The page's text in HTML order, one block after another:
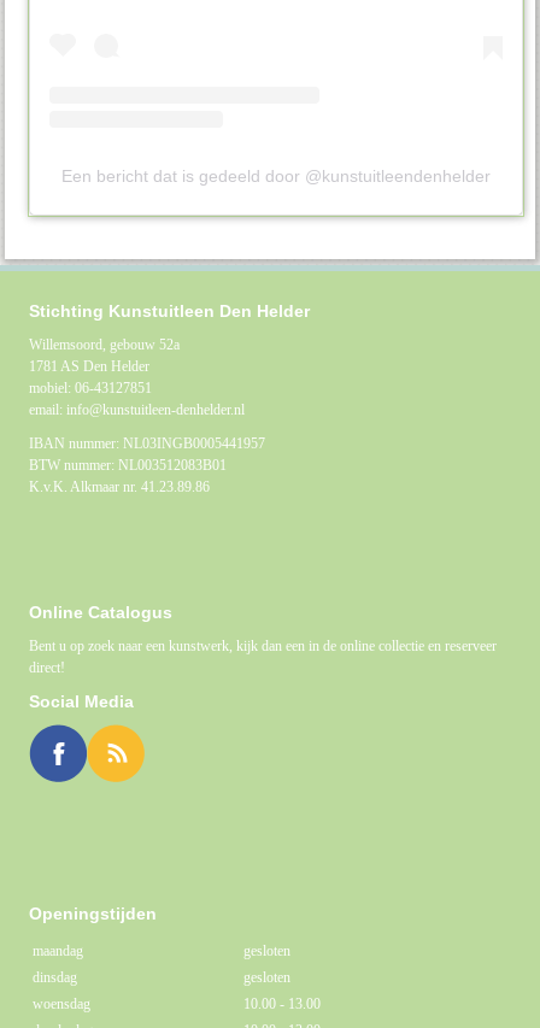
Een bericht dat is gedeeld door @kunstuitleendenhelder
Stichting Kunstuitleen Den Helder
Willemsoord, gebouw 52a
1781 AS Den Helder
mobiel: 06-43127851
email: info@kunstuitleen-denhelder.nl
IBAN nummer: NL03INGB0005441957
BTW nummer: NL003512083B01
K.v.K. Alkmaar nr. 41.23.89.86
Online Catalogus
Bent u op zoek naar een kunstwerk, kijk dan een in de online collectie en reserveer
direct!
Social Media
Openingstijden
maandag
gesloten
dinsdag
gesloten
woensdag
10.00 - 13.00